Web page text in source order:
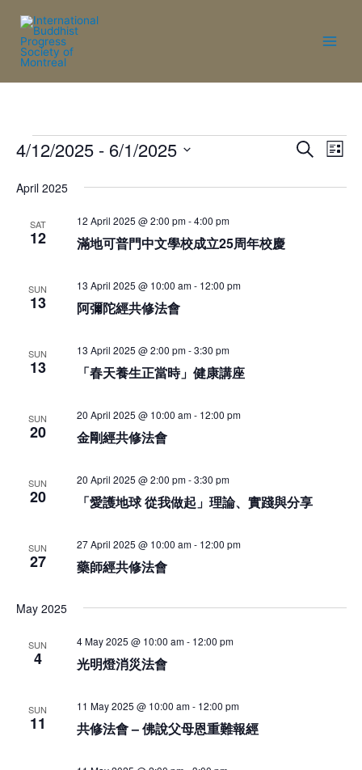
Events
Search
List
4/12/2025 - 6/1/2025
date.
April 2025
SAT
12 滿地可普門中文學校成立25周年校慶
12 April 2025 @ 2:00 pm-4:00 pm
SUN
13 阿彌陀經共修法會
13 April 2025 @ 10:00 am- 12:00 pm
SUN
13 「春天養生正當時」健康講座
13 April 2025 @ 2:00 pm-3:30 pm
SUN
20 金剛經共修法會
20 April 2025 @ 10:00 am- 12:00 pm
SUN
20 「愛護地球 從我做起」理論、實踐與分享
20 April 2025 @ 2:00 pm-3:30 pm
SUN
27 藥師經共修法會
27 April 2025 @ 10:00 am- 12:00 pm
May 2025
SUN
4 光明燈消災法會
4 May 2025 @ 10:00 am- 12:00 pm
SUN
11 共修法會 – 佛說父母恩重難報經
11 May 2025 @ 10:00 am- 12:00 pm